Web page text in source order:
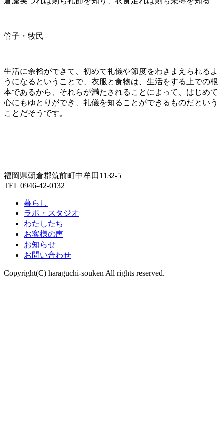
管子・牧民
生活に余裕ができて、初めて礼儀や節度をわきまえられるよ
うになるということで、衣服と食物は、生活をする上での根
本であるから、それらが満たされることによって、はじめて
心にもゆとりができ、礼儀を知ることができるものだという
ことだそうです。
福岡県朝倉郡筑前町中牟田1132-5
TEL 0946-42-0132
暮らし
ラボ・スタジオ
わたしたち
お客様の声
お知らせ
お問い合わせ
Copyright(C) haraguchi-souken All rights reserved.